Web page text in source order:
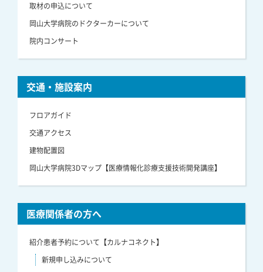
取材の申込について
岡山大学病院のドクターカーについて
院内コンサート
交通・施設案内
フロアガイド
交通アクセス
建物配置図
岡山大学病院3Dマップ【医療情報化診療支援技術開発講座】
医療関係者の方へ
紹介患者予約について【カルナコネクト】
新規申し込みについて